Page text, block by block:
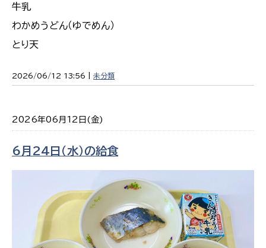
牛乳
わかめうどん（ゆでめん）
とり天
2026/06/12 13:56 | 未分類
2026年06月12日(金)
6月24日（水）の給食